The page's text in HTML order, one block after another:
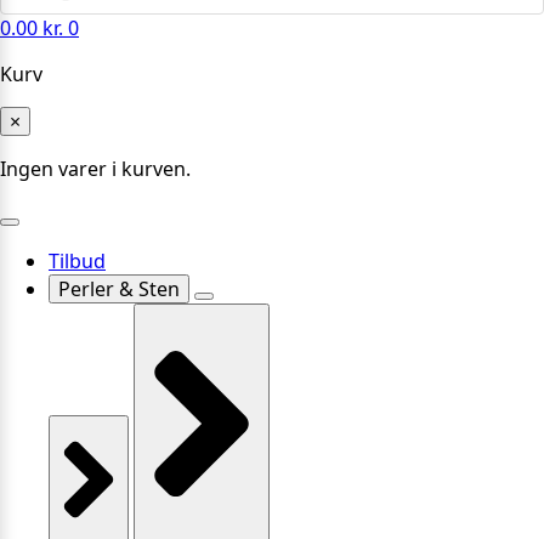
0.00 kr. 0
Kurv
×
Ingen varer i kurven.
Tilbud
Perler & Sten